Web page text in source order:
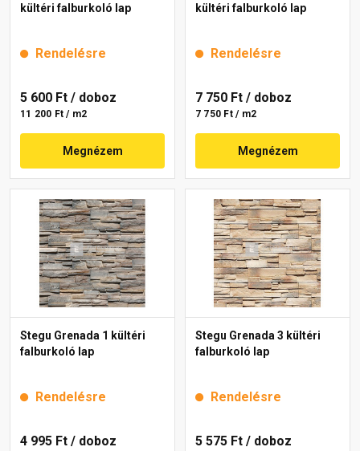
kültéri falburkoló lap
Rendelésre
5 600 Ft / doboz
11 200 Ft / m2
Megnézem
kültéri falburkoló lap
Rendelésre
7 750 Ft / doboz
7 750 Ft / m2
Megnézem
Stegu Grenada 1 kültéri
falburkoló lap
Rendelésre
4 995 Ft / doboz
Stegu Grenada 3 kültéri
falburkoló lap
Rendelésre
5 575 Ft / doboz